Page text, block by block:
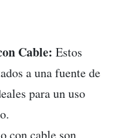
Cable: Estos
a una fuente de
para un uso
con cable son